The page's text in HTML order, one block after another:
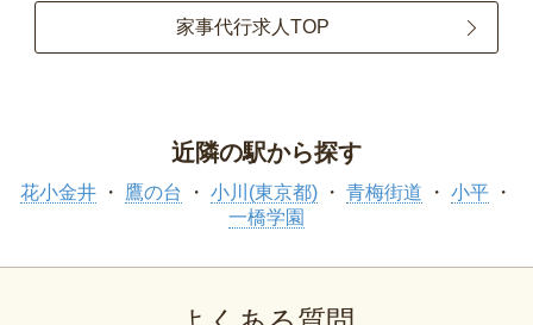
家事代行求人TOP
近隣の駅から探す
花小金井 鷹の台 小川(東京都) 青梅街道
小平
一橋学園